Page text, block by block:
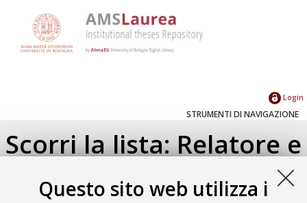
Questo sito web utilizza i
Login
STRUMENTI DI NAVIGAZIONE
Scorri la lista: Relatore e
Correlatore